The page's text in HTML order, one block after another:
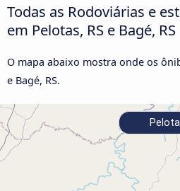
Todas as Rodoviárias e
em Pelotas, RS e Bagé, RS
O mapa abaixo mostra onde os
e Bagé, RS.